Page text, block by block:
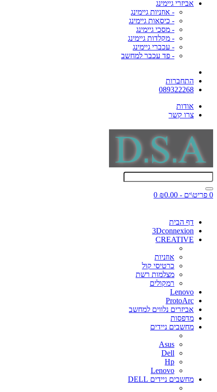
אביזרי גיימינג
- אוזניות גיימינג
- כיסאות גיימינג
- מסכי גיימינג
- מקלדות גיימינג
- עכברי גיימינג
- פד עכבר למחשב
התחברות
089322268
אודות
צרו קשר
0 פריט\ים - ₪0.00 0
דף הבית
3Dconnexion
CREATIVE
אוזניות
כרטיסי קול
מצלמות רשת
רמקולים
Lenovo
ProtoArc
אביזרים נלווים למחשב
מדפסות
מחשבים ניידים
Asus
Dell
Hp
Lenovo
מחשבים ניידים DELL